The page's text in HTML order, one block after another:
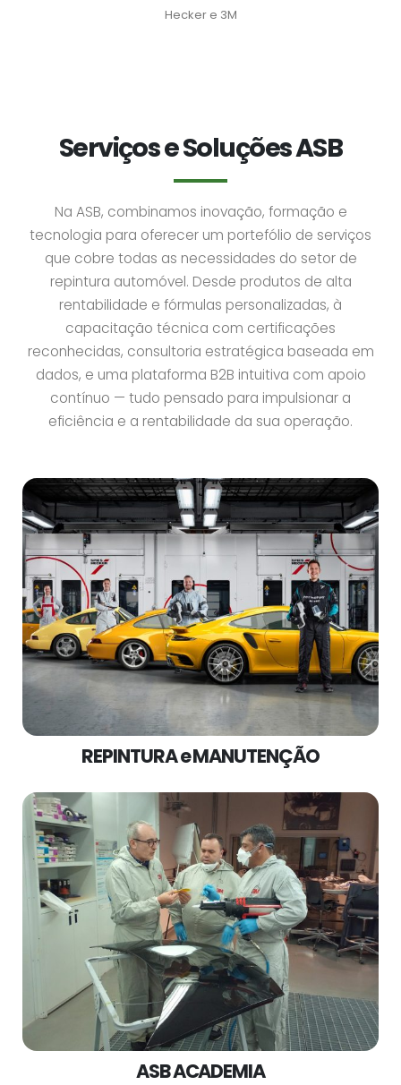
Hecker e 3M
Serviços e Soluções ASB
Na ASB, combinamos inovação, formação e
tecnologia para oferecer um portefólio de serviços
que cobre todas as necessidades do setor de
repintura automóvel. Desde produtos de alta
rentabilidade e fórmulas personalizadas, à
capacitação técnica com certificações
reconhecidas, consultoria estratégica baseada em
dados, e uma plataforma B2B intuitiva com apoio
contínuo — tudo pensado para impulsionar a
eficiência e a rentabilidade da sua operação.
REPINTURA e MANUTENÇÃO
ASB ACADEMIA